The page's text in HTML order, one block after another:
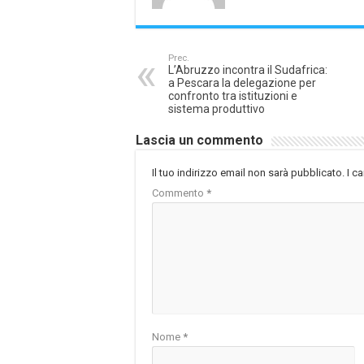
Prec.
L’Abruzzo incontra il Sudafrica:
a Pescara la delegazione per
confronto tra istituzioni e
sistema produttivo
Lascia un commento
Il tuo indirizzo email non sarà pubblicato. I
Commento *
Nome *